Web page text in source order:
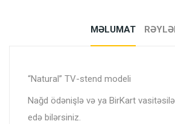
MƏLUMAT
“Natural” TV-stend modeli
Nağd ödənişlə və ya BirKart
edə bilərsiniz.